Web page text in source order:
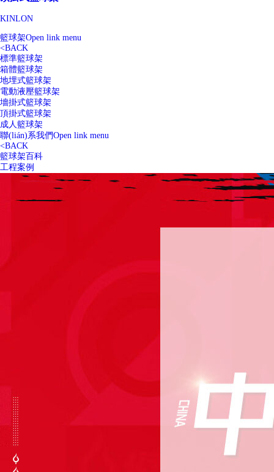
KINLON
籃球架Open link menu
<BACK
標準籃球架
箱體籃球架
地埋式籃球架
電動液壓籃球架
墻掛式籃球架
頂掛式籃球架
成人籃球架
聯(lián)系我們Open link menu
<BACK
籃球架百科
工程案例